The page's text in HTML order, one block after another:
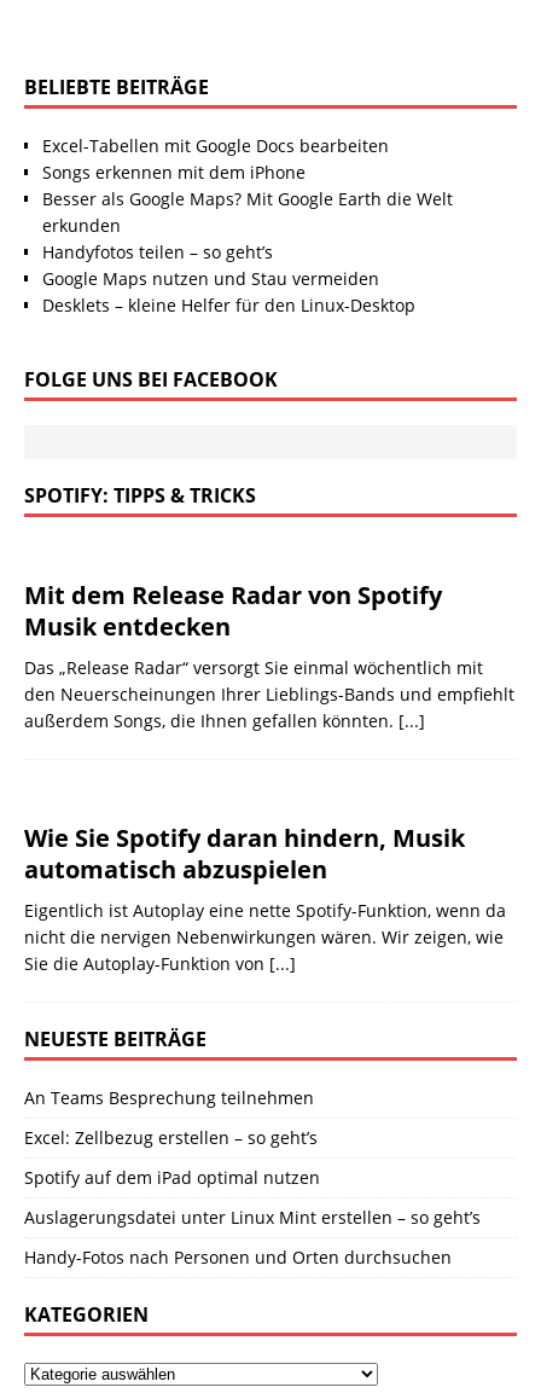
BELIEBTE BEITRÄGE
Excel-Tabellen mit Google Docs bearbeiten
Songs erkennen mit dem iPhone
Besser als Google Maps? Mit Google Earth die Welt
erkunden
Handyfotos teilen – so geht’s
Google Maps nutzen und Stau vermeiden
Desklets – kleine Helfer für den Linux-Desktop
FOLGE UNS BEI FACEBOOK
SPOTIFY: TIPPS & TRICKS
Mit dem Release Radar von Spotify
Musik entdecken
Das „Release Radar“ versorgt Sie einmal wöchentlich mit
den Neuerscheinungen Ihrer Lieblings-Bands und empfiehlt
außerdem Songs, die Ihnen gefallen könnten. [...]
Wie Sie Spotify daran hindern, Musik
automatisch abzuspielen
Eigentlich ist Autoplay eine nette Spotify-Funktion, wenn da
nicht die nervigen Nebenwirkungen wären. Wir zeigen, wie
Sie die Autoplay-Funktion von [...]
NEUESTE BEITRÄGE
An Teams Besprechung teilnehmen
Excel: Zellbezug erstellen – so geht’s
Spotify auf dem iPad optimal nutzen
Auslagerungsdatei unter Linux Mint erstellen – so geht’s
Handy-Fotos nach Personen und Orten durchsuchen
KATEGORIEN